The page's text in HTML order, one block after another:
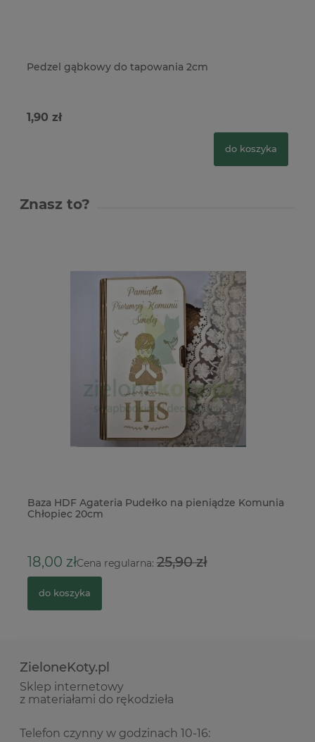
Pedzel gąbkowy do tapowania 2cm
1,90 zł
do koszyka
Znasz to?
Baza HDF Agateria Pudełko na pieniądze Komunia
Chłopiec 20cm
18,00 złCena regularna:25,90 zł
do koszyka
ZieloneKoty.pl
Sklep internetowy
z materiałami do rękodzieła
Telefon czynny w godzinach 10-16: